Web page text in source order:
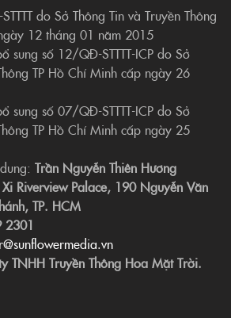
do Sở Thông Tin và Truyền Thông
12 tháng 01 năm 2015
sung số 12/QĐ-STTTT-ICP do Sở
TP Hồ Chí Minh cấp ngày 26
sung số 07/QĐ-STTTT-ICP do Sở
TP Hồ Chí Minh cấp ngày 25
Trần Nguyễn Thiên Hương
Riverview Palace, 190 Nguyễn Văn
TP. HCM
2301
TNHH Truyền Thông Hoa Mặt Trời.